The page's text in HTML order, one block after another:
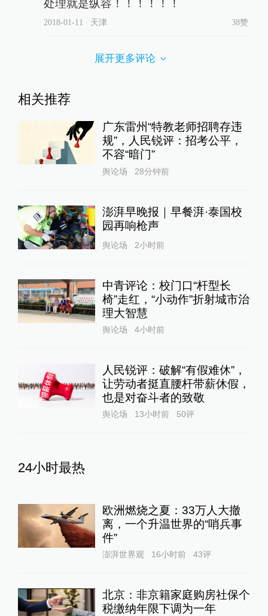
处理就是纵容！！！！！！
2018-01-11 ∙ 天津 38赞
展开更多评论
相关推荐
广东雷州“特教老师招聘存违
规”，人民锐评：招考公平，
不容“暗门”
舆论场 28分钟前
澎湃早晚报｜早餐湃·泰国校
园再响枪声
舆论场 2小时前
中青评论：校门口“杆型长
椅”走红，“小动作”折射城市治
理大智慧
舆论场 4小时前
人民锐评：破解“有假难休”，
让劳动者挺直腰杆带薪休假，
也是对奋斗者的致敬
舆论场 13小时前 50评
24小时最热
欧洲燃烧之夏：33万人大撤
离，一个升温世界的“哨兵事
件”
澎湃世界观 16小时前 43评
北京：非京籍家庭购房社保个
税缴纳年限下调为一年